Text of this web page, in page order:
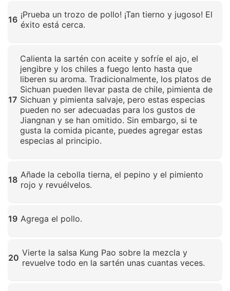
16 ¡Prueba un trozo de pollo! ¡Tan tierno y jugoso! El
éxito está cerca.
17
Calienta la sartén con aceite y sofríe el ajo, el
jengibre y los chiles a fuego lento hasta que
liberen su aroma. Tradicionalmente, los platos de
Sichuan pueden llevar pasta de chile, pimienta de
Sichuan y pimienta salvaje, pero estas especias
pueden no ser adecuadas para los gustos de
Jiangnan y se han omitido. Sin embargo, si te
gusta la comida picante, puedes agregar estas
especias al principio.
18 Añade la cebolla tierna, el pepino y el pimiento
rojo y revuélvelos.
19 Agrega el pollo.
20 Vierte la salsa Kung Pao sobre la mezcla y
revuelve todo en la sartén unas cuantas veces.